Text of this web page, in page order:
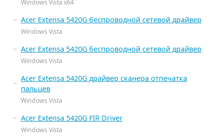
Windows Vista x64
Acer Extensa 5420G беспроводной сетевой драйвер
Windows Vista
Acer Extensa 5420G беспроводной сетевой драйвер
Windows Vista
Acer Extensa 5420G драйвер сканера отпечатка
пальцев
Windows Vista
Acer Extensa 5420G FIR Driver
Windows Vista